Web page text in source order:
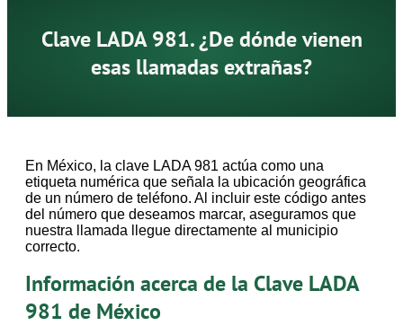
Clave LADA 981. ¿De dónde vienen
esas llamadas extrañas?
En México, la clave LADA 981 actúa como una
etiqueta numérica que señala la ubicación geográfica
de un número de teléfono. Al incluir este código antes
del número que deseamos marcar, aseguramos que
nuestra llamada llegue directamente al municipio
correcto.
Información acerca de la Clave LADA
981 de México